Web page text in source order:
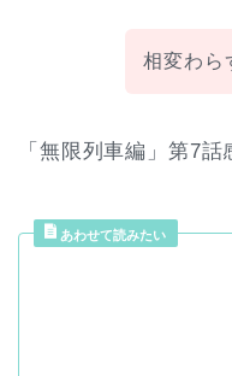
相変わら
「無限列車編」第7